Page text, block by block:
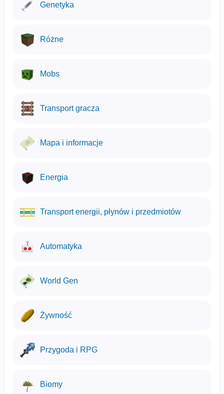
Genetyka
Różne
Mobs
Transport gracza
Mapa i informacje
Energia
Transport energii, płynów i przedmiotów
Automatyka
World Gen
Żywność
Przygoda i RPG
Biomy